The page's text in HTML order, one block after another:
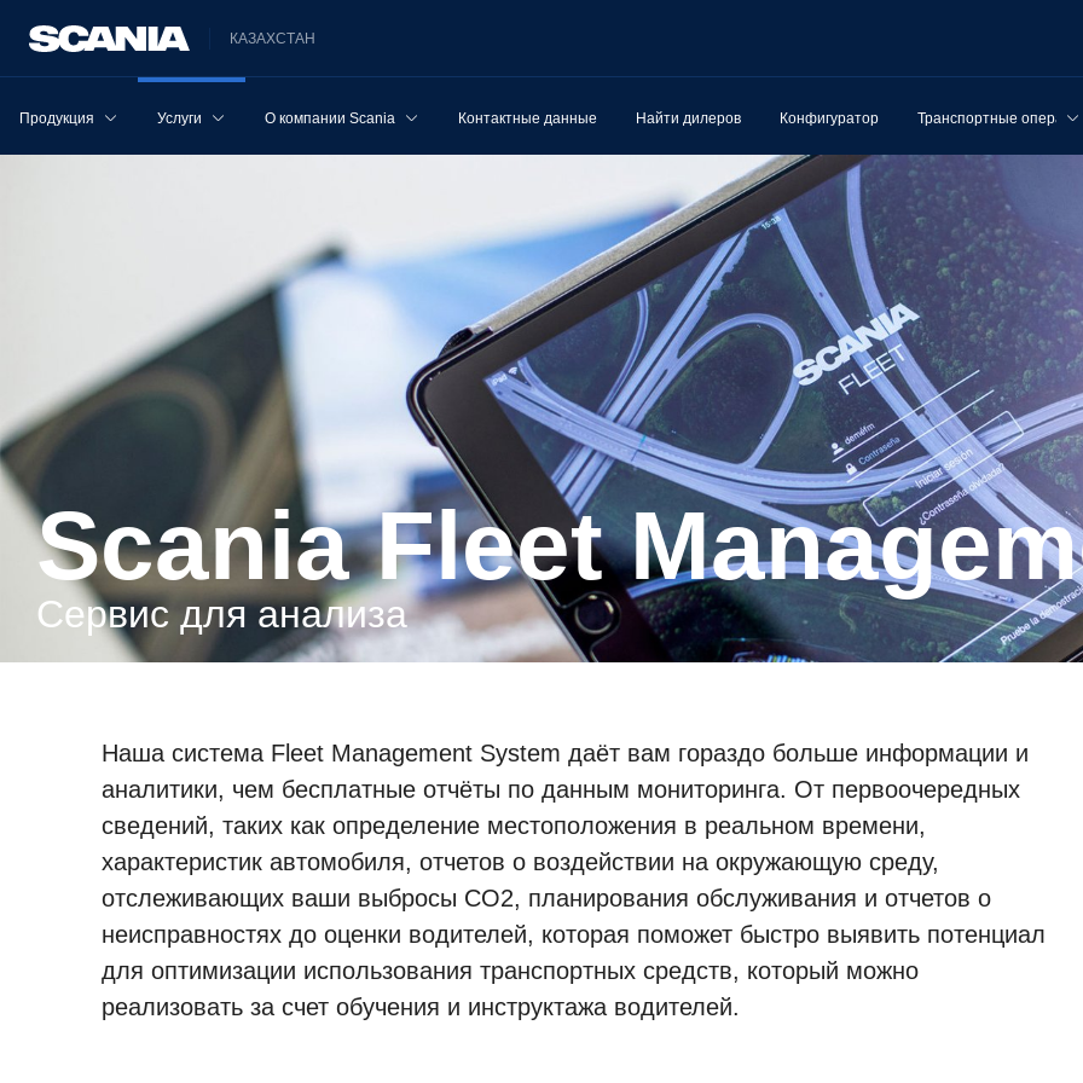
КАЗАХСТАН
Продукция Услуги О компании Scania Контактные данные Найти дилеров Конфигуратор Транспортные
Scania Fleet
Сервис для анализа
Наша система Fleet Management System даёт вам гораздо больше информации и
аналитики, чем бесплатные отчёты по данным мониторинга. От первоочередных
сведений, таких как определение местоположения в реальном времени,
характеристик автомобиля, отчетов о воздействии на окружающую среду,
отслеживающих ваши выбросы CO2, планирования обслуживания и отчетов о
неисправностях до оценки водителей, которая поможет быстро выявить потенциал
для оптимизации использования транспортных средств, который можно
реализовать за счет обучения и инструктажа водителей.